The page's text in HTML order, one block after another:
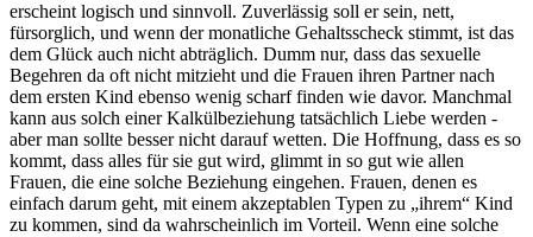
erscheint logisch und sinnvoll. Zuverlässig soll er sein, nett,
fürsorglich, und wenn der monatliche Gehaltsscheck stimmt, ist das
dem Glück auch nicht abträglich. Dumm nur, dass das sexuelle
Begehren da oft nicht mitzieht und die Frauen ihren Partner nach
dem ersten Kind ebenso wenig scharf finden wie davor. Manchmal
kann aus solch einer Kalkülbeziehung tatsächlich Liebe werden -
aber man sollte besser nicht darauf wetten. Die Hoffnung, dass es so
kommt, dass alles für sie gut wird, glimmt in so gut wie allen
Frauen, die eine solche Beziehung eingehen. Frauen, denen es
einfach darum geht, mit einem akzeptablen Typen zu „ihrem“ Kind
zu kommen, sind da wahrscheinlich im Vorteil. Wenn eine solche